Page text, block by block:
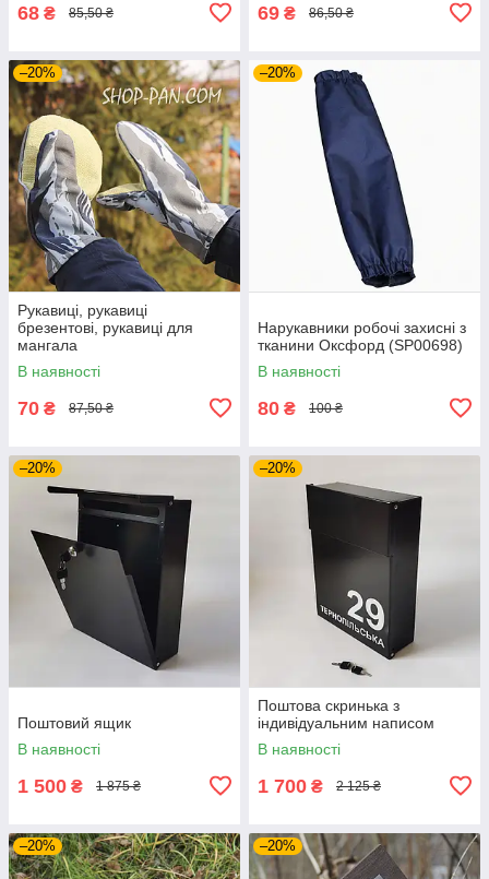
68 ₴ 85,50 ₴ 69 ₴ 86,50 ₴
–20%
Рукавиці, рукавиці
брезентові, рукавиці для
мангала
В наявності
70 ₴ 87,50 ₴
–20%
Нарукавники робочі захисні з
тканини Оксфорд (SP00698)
В наявності
80 ₴ 100 ₴
–20%
Поштовий ящик
В наявності
1 500 ₴ 1 875 ₴
–20%
Поштова скринька з
індивідуальним написом
В наявності
1 700 ₴ 2 125 ₴
–20% –20%